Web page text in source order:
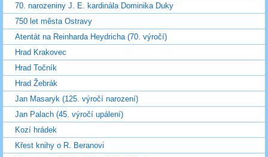
70. narozeniny J. E. kardinála Dominika Duky
750 let města Ostravy
Atentát na Reinharda Heydricha (70. výročí)
Hrad Krakovec
Hrad Točník
Hrad Žebrák
Jan Masaryk (125. výročí narození)
Jan Palach (45. výročí upálení)
Kozí hrádek
Křest knihy o R. Beranovi